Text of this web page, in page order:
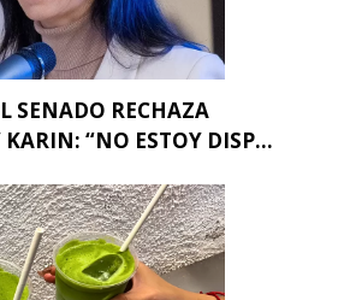
SENADO RECHAZA
KARIN: “NO ESTOY DISP...